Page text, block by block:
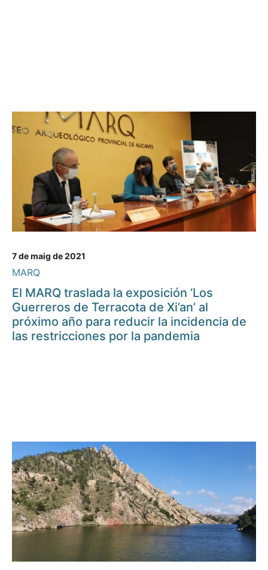
7 de maig de 2021
MARQ
El MARQ traslada la exposición ‘Los
Guerreros de Terracota de Xi’an’ al
próximo año para reducir la incidencia de
las restricciones por la pandemia